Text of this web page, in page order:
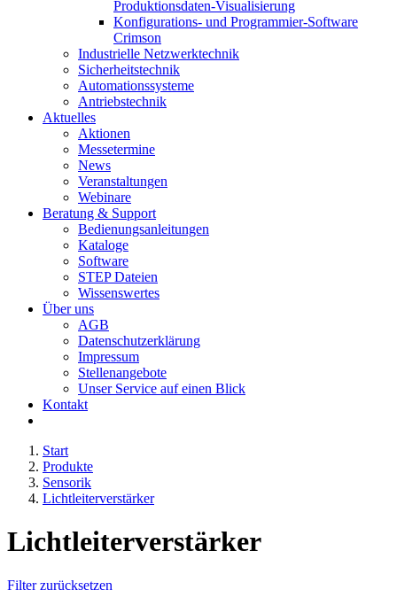
Produktionsdaten-Visualisierung
Konfigurations- und Programmier-Software
Crimson
Industrielle Netzwerktechnik
Sicherheitstechnik
Automationssysteme
Antriebstechnik
Aktuelles
Aktionen
Messetermine
News
Veranstaltungen
Webinare
Beratung & Support
Bedienungsanleitungen
Kataloge
Software
STEP Dateien
Wissenswertes
Über uns
AGB
Datenschutzerklärung
Impressum
Stellenangebote
Unser Service auf einen Blick
Kontakt
Start
Produkte
Sensorik
Lichtleiterverstärker
Lichtleiterverstärker
Filter zurücksetzen